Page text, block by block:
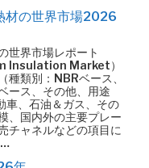
材の世界市場2026
世界市場レポート
Insulation Market）
種類別：NBRベース、
ース、その他、用途
車、石油＆ガス、その
、国内外の主要プレー
チャネルなどの項目に
…